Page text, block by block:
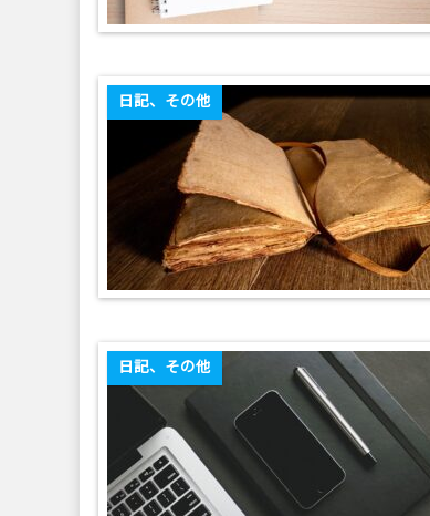
日記、その他
日記、その他